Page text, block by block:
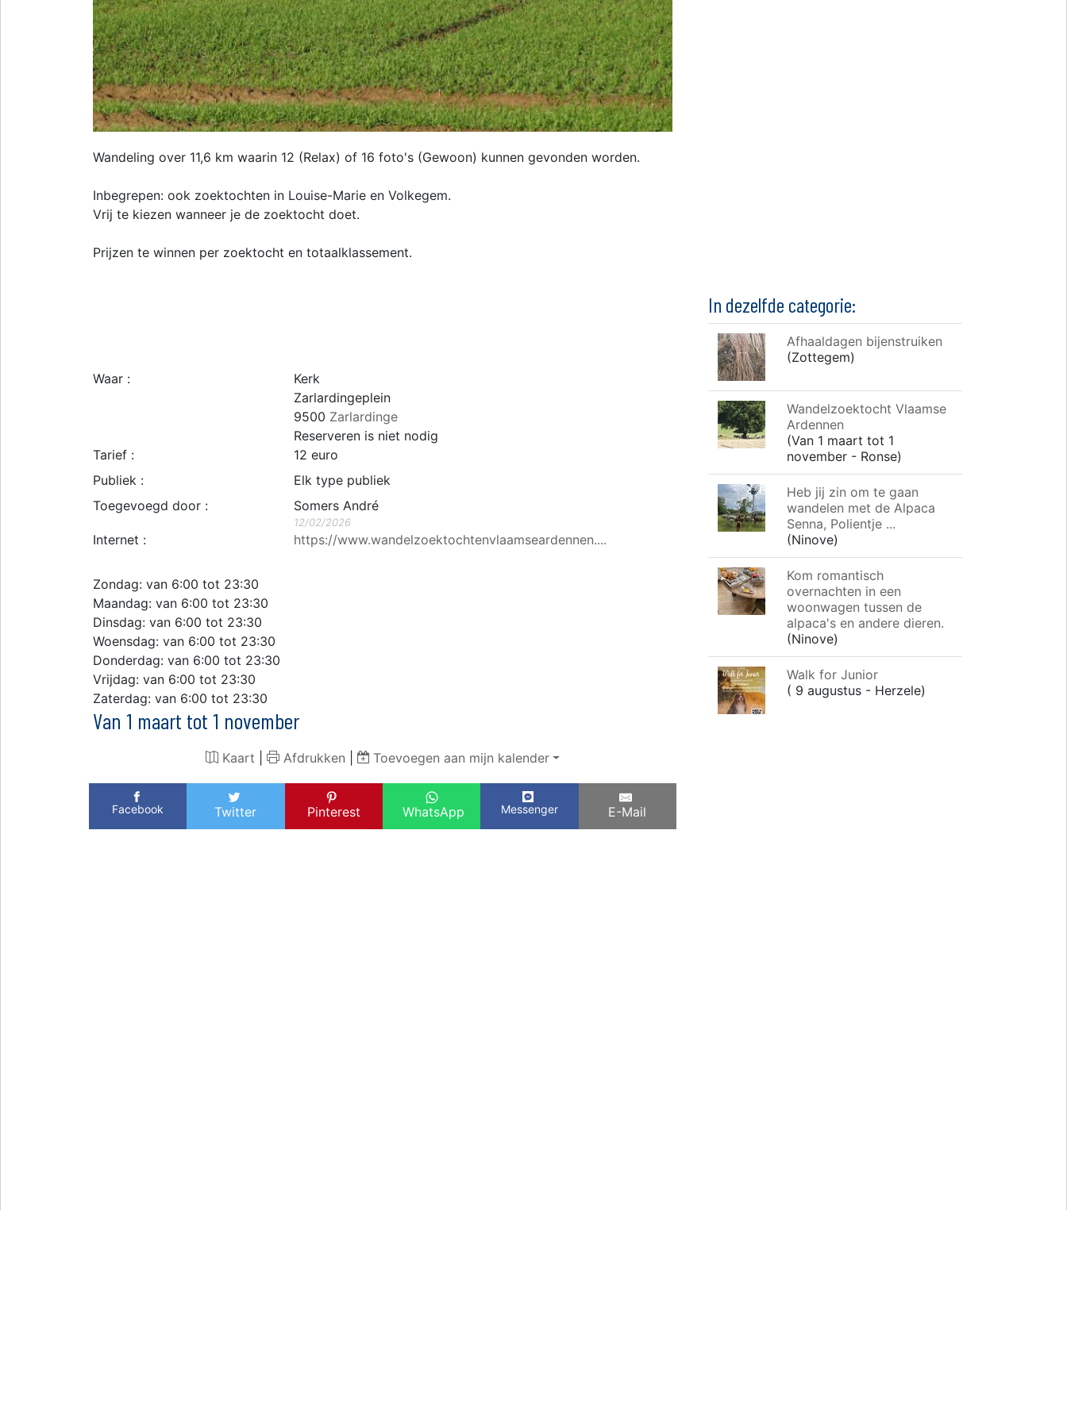
Wandeling over 11,6 km waarin 12 (Relax) of 16 foto's (Gewoon) kunnen gevonden worden.
Inbegrepen: ook zoektochten in Louise-Marie en Volkegem.
Vrij te kiezen wanneer je de zoektocht doet.
Prijzen te winnen per zoektocht en totaalklassement.
Waar :
Kerk
Zarlardingeplein
9500 Zarlardinge
Reserveren is niet nodig
Tarief :
12 euro
Publiek :
Elk type publiek
Toegevoegd door :
Somers André
12/02/2026
Internet : https://www.wandelzoektochtenvlaamseardennen....
Zondag: van 6:00 tot 23:30
Maandag: van 6:00 tot 23:30
Dinsdag: van 6:00 tot 23:30
Woensdag: van 6:00 tot 23:30
Donderdag: van 6:00 tot 23:30
Vrijdag: van 6:00 tot 23:30
Zaterdag: van 6:00 tot 23:30
Van 1 maart tot 1 november
Kaart Afdrukken Toevoegen aan mijn kalender
Facebook Twitter Pinterest WhatsApp Messenger E-Mail
In dezelfde categorie:
Afhaaldagen bijenstruiken
(Zottegem)
Wandelzoektocht Vlaamse
Ardennen
(Van 1 maart tot 1
november - Ronse)
Heb jij zin om te gaan
wandelen met de Alpaca
Senna, Polientje ...
(Ninove)
Kom romantisch
overnachten in een
woonwagen tussen de
alpaca's en andere dieren.
(Ninove)
Walk for Junior
( 9 augustus - Herzele)